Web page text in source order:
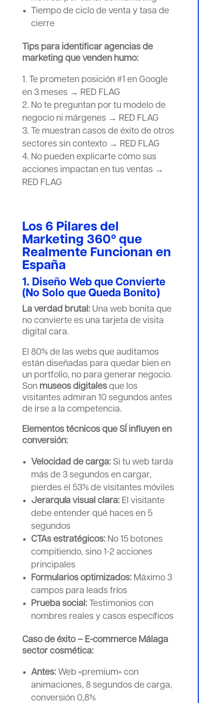
Tiempo de ciclo de venta y tasa de
cierre
Tips para identificar agencias de
marketing que venden humo:
Te prometen posición #1 en Google
en 3 meses → RED FLAG
No te preguntan por tu modelo de
negocio ni márgenes → RED FLAG
Te muestran casos de éxito de otros
sectores sin contexto → RED FLAG
No pueden explicarte cómo sus
acciones impactan en tus ventas →
RED FLAG
Los 6 Pilares del
Marketing 360º que
Realmente Funcionan en
España
1. Diseño Web que Convierte
(No Solo que Queda Bonito)
La verdad brutal:Una web bonita que
no convierte es una tarjeta de visita
digital cara.
El 80% de las webs que auditamos
están diseñadas para quedar bien en
un portfolio, no para generar negocio.
Son museos digitalesque los
visitantes admiran 10 segundos antes
de irse a la competencia.
Elementos técnicos que SÍ influyen en
conversión:
Velocidad de carga:Si tu web tarda
más de 3 segundos en cargar,
pierdes el 53% de visitantes móviles
Jerarquía visual clara:El visitante
debe entender qué haces en 5
segundos
CTAs estratégicos:No 15 botones
compitiendo, sino 1-2 acciones
principales
Formularios optimizados:Máximo 3
campos para leads fríos
Prueba social:Testimonios con
nombres reales y casos específicos
Caso de éxito – E-commerce Málaga
sector cosmética:
Antes:Web «premium» con
animaciones, 8 segundos de carga,
conversión 0,8%